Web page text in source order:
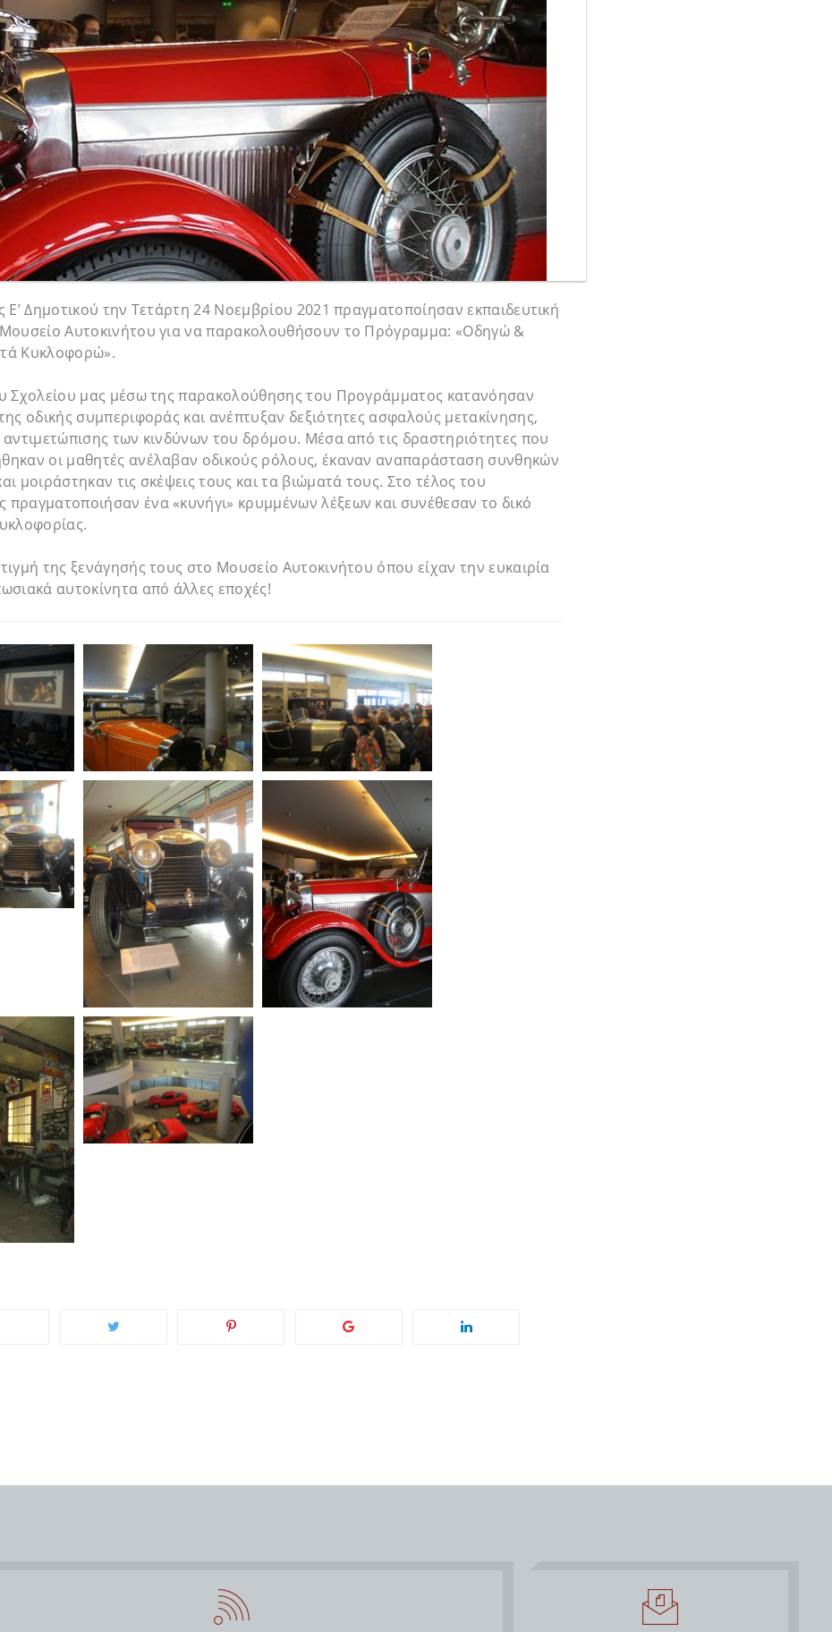
Ε’ Δημοτικού την Τετάρτη 24 Νοεμβρίου 2021 πραγματοποίησαν εκπαιδευτική
Αυτοκινήτου για να παρακολουθήσουν το Πρόγραμμα: «Οδηγώ &
Κυκλοφορώ».
Σχολείου μας μέσω της παρακολούθησης του Προγράμματος κατανόησαν
οδικής συμπεριφοράς και ανέπτυξαν δεξιότητες ασφαλούς μετακίνησης,
αντιμετώπισης των κινδύνων του δρόμου. Μέσα από τις δραστηριότητες που
οι μαθητές ανέλαβαν οδικούς ρόλους, έκαναν αναπαράσταση συνθηκών
μοιράστηκαν τις σκέψεις τους και τα βιώματά τους. Στο τέλος του
ένα «κυνήγι» κρυμμένων λέξεων και συνέθεσαν το δικό
της ξενάγησής τους στο Μουσείο Αυτοκινήτου όπου είχαν την ευκαιρία
αυτοκίνητα από άλλες εποχές!